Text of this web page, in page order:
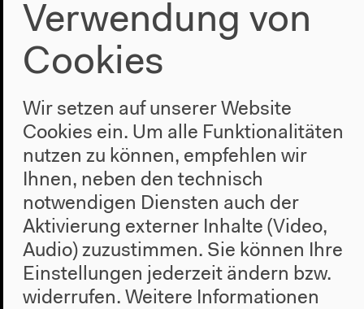
4.9.2015
Richard Fearless und Peter Kruder
Richard Fearless
Peter Kruder
Verwendung von
Cookies
Wir setzen auf unserer Website
Cookies ein. Um alle Funktionalitäten
nutzen zu können, empfehlen wir
Ihnen, neben den technisch
notwendigen Diensten auch der
Aktivierung externer Inhalte (Video,
Audio) zuzustimmen. Sie können Ihre
Einstellungen jederzeit ändern bzw.
widerrufen. Weitere Informationen